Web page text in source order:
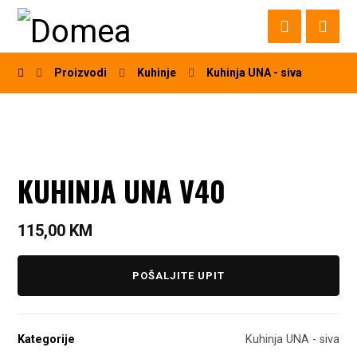
Proizvodi Kuhinje Kuhinja UNA - siva
KUHINJA UNA V40
115,00 KM
POŠALJITE UPIT
Kategorije Kuhinja UNA - siva